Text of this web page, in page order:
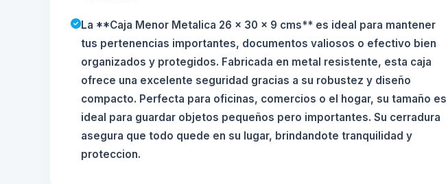
La **Caja Menor Metalica 26 x 30 x 9 cms** es ideal para mantener
tus pertenencias importantes, documentos valiosos o efectivo bien
organizados y protegidos. Fabricada en metal resistente, esta caja
ofrece una excelente seguridad gracias a su robustez y diseño
compacto. Perfecta para oficinas, comercios o el hogar, su tamaño es
ideal para guardar objetos pequeños pero importantes. Su cerradura
asegura que todo quede en su lugar, brindandote tranquilidad y
proteccion.